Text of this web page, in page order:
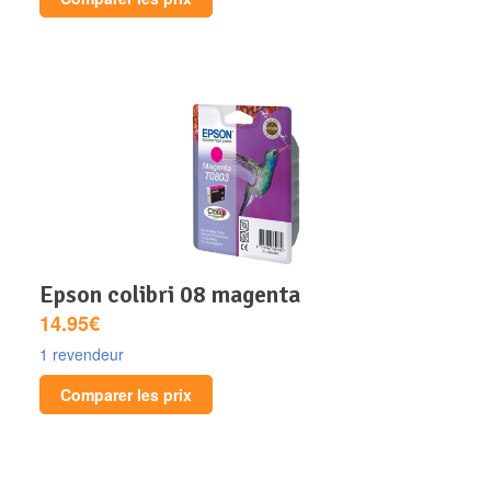
epson colibri 08 magenta
14.95€
1 revendeur
Comparer les prix